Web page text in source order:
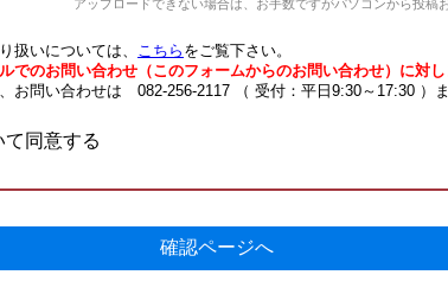
アップロードできない場合は、お手数ですがパソコンから投稿
扱いについては、 こちら をご覧下さい。
でのお問い合わせ（このフォームからのお問い合わせ）に対
お問い合わせは 082-256-2117 （ 受付：平日9:30～17:30 ）
て同意する
確認ページへ